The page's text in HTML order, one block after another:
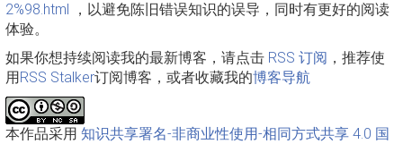
2%98.html ，以避免陈旧错误知识的误导，同时有更好的阅读
体验。
如果你想持续阅读我的最新博客，请点击 RSS 订阅 ，推荐使
用RSS Stalker订阅博客，或者收藏我的博客导航
本作品采用 知识共享署名-非商业性使用-相同方式共享 4.0 国